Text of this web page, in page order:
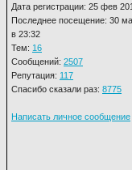
Дата регистрации: 25 фев
Последнее посещение: 30
в 23:32
Тем: 16
Сообщений: 2507
Репутация: 117
Спасибо сказали раз: 8775
Написать личное сообщение